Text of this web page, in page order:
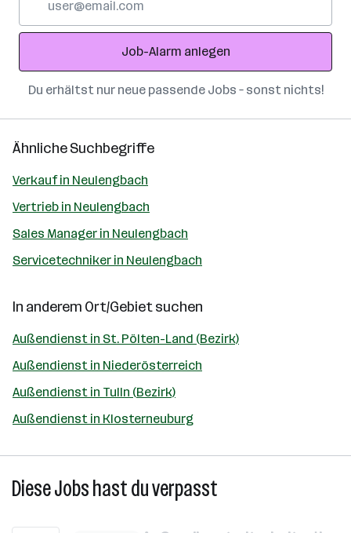
Adresse
Job-Alarm anlegen
Du erhältst nur neue passende Jobs – sonst nichts!
Ähnliche Suchbegriffe
Verkauf in Neulengbach
Vertrieb in Neulengbach
Sales Manager in Neulengbach
Servicetechniker in Neulengbach
In anderem Ort/Gebiet suchen
Außendienst in St. Pölten-Land (Bezirk)
Außendienst in Niederösterreich
Außendienst in Tulln (Bezirk)
Außendienst in Klosterneuburg
Diese Jobs hast du verpasst